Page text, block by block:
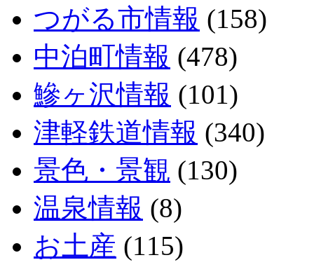
つがる市情報 (158)
中泊町情報 (478)
鰺ヶ沢情報 (101)
津軽鉄道情報 (340)
景色・景観 (130)
温泉情報 (8)
お土産 (115)